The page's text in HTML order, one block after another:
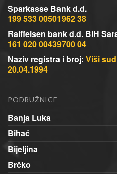
Sparkasse Bank d.d.
199 533 00501962 38
Raiffeisen bank d.d. BiH
161 020 00439700 04
Naziv registra i broj: Viši
20.04.1994
PODRUŽNICE
Banja Luka
Bihać
Bijeljina
Brčko